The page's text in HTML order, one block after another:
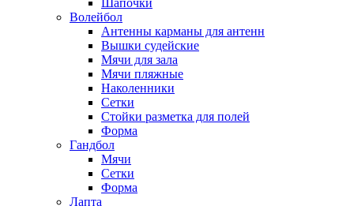
Шапочки
Волейбол
Антенны карманы для антенн
Вышки судейские
Мячи для зала
Мячи пляжные
Наколенники
Сетки
Стойки разметка для полей
Форма
Гандбол
Мячи
Сетки
Форма
Лапта